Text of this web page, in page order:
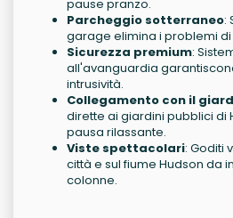
pause pranzo.
Parcheggio sotterraneo:
garage elimina i problemi
Sicurezza premium:
all'avanguardia
intrusività.
Collegamento con il
dirette ai giardini pubblici di
pausa rilassante.
Viste spettacolari: Goditi
città e sul fiume Hudson da
colonne.